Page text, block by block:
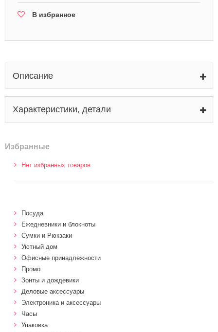
В избранное
Описание
Характеристики, детали
Избранные
Нет избранных товаров
Посуда
Ежедневники и блокноты
Сумки и Рюкзаки
Уютный дом
Офисные принадлежности
Промо
Зонты и дождевики
Деловые аксессуары
Электроника и аксессуары
Часы
Упаковка